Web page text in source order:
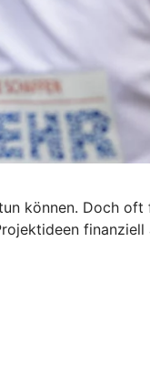
können. Doch